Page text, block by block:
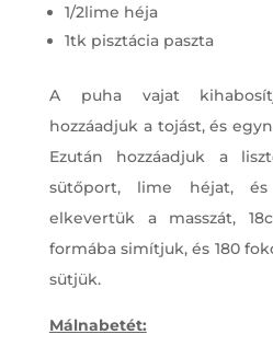
1/2lime héja
1tk pisztácia paszta
A puha vajat
hozzáadjuk a tojást, és
Ezután hozzáadjuk a
sütőport, lime héjat,
elkevertük a masszát,
formába simítjuk, és 180
sütjük.
Málnabetét: